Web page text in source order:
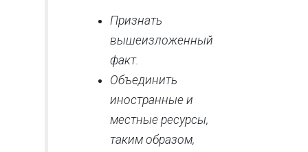
Признать
вышеизложенный
факт.
Объединить
иностранные и
местные ресурсы,
таким образом,